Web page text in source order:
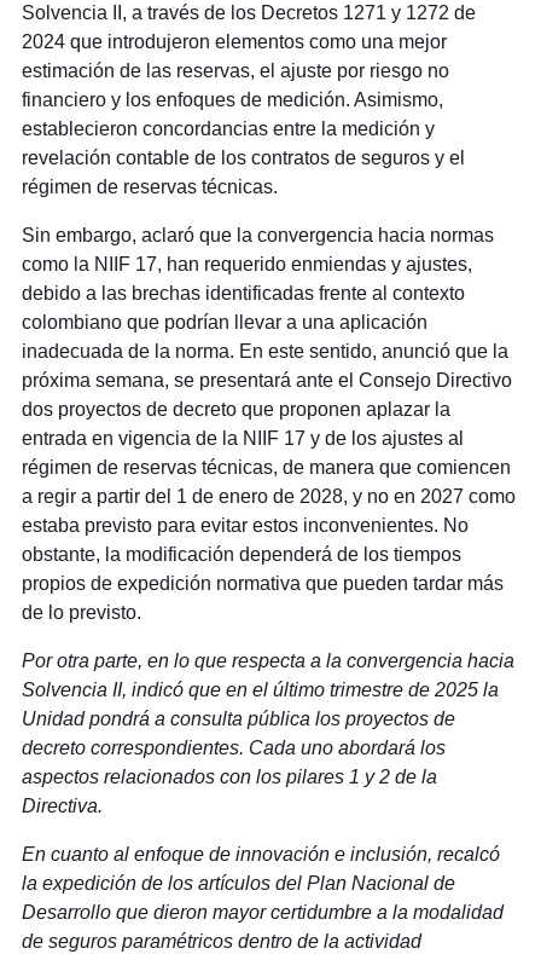
Solvencia II, a través de los Decretos 1271 y 1272 de
2024 que introdujeron elementos como una mejor
estimación de las reservas, el ajuste por riesgo no
financiero y los enfoques de medición. Asimismo,
establecieron concordancias entre la medición y
revelación contable de los contratos de seguros y el
régimen de reservas técnicas.
Sin embargo, aclaró que la convergencia hacia normas
como la NIIF 17, han requerido enmiendas y ajustes,
debido a las brechas identificadas frente al contexto
colombiano que podrían llevar a una aplicación
inadecuada de la norma. En este sentido, anunció que la
próxima semana, se presentará ante el Consejo Directivo
dos proyectos de decreto que proponen aplazar la
entrada en vigencia de la NIIF 17 y de los ajustes al
régimen de reservas técnicas, de manera que comiencen
a regir a partir del 1 de enero de 2028, y no en 2027 como
estaba previsto para evitar estos inconvenientes. No
obstante, la modificación dependerá de los tiempos
propios de expedición normativa que pueden tardar más
de lo previsto.
Por otra parte, en lo que respecta a la convergencia hacia
Solvencia II, indicó que en el último trimestre de 2025 la
Unidad pondrá a consulta pública los proyectos de
decreto correspondientes. Cada uno abordará los
aspectos relacionados con los pilares 1 y 2 de la
Directiva.
En cuanto al enfoque de innovación e inclusión, recalcó
la expedición de los artículos del Plan Nacional de
Desarrollo que dieron mayor certidumbre a la modalidad
de seguros paramétricos dentro de la actividad